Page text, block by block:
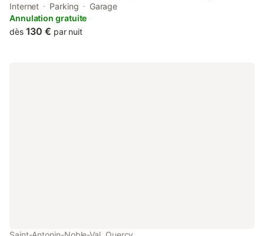
et 22 m²), cuisine, grand séjour/salle à manger (40 m²), salle de
bains, cabinet de toilette, 2 wc. Lave-linge, lave-vaisselle,
congélateur. Terrasse 40 m². Jardin, climatisation, cheminée.
Internet Parking
Garage
Annulation gratuite
dès 130 € par nuit